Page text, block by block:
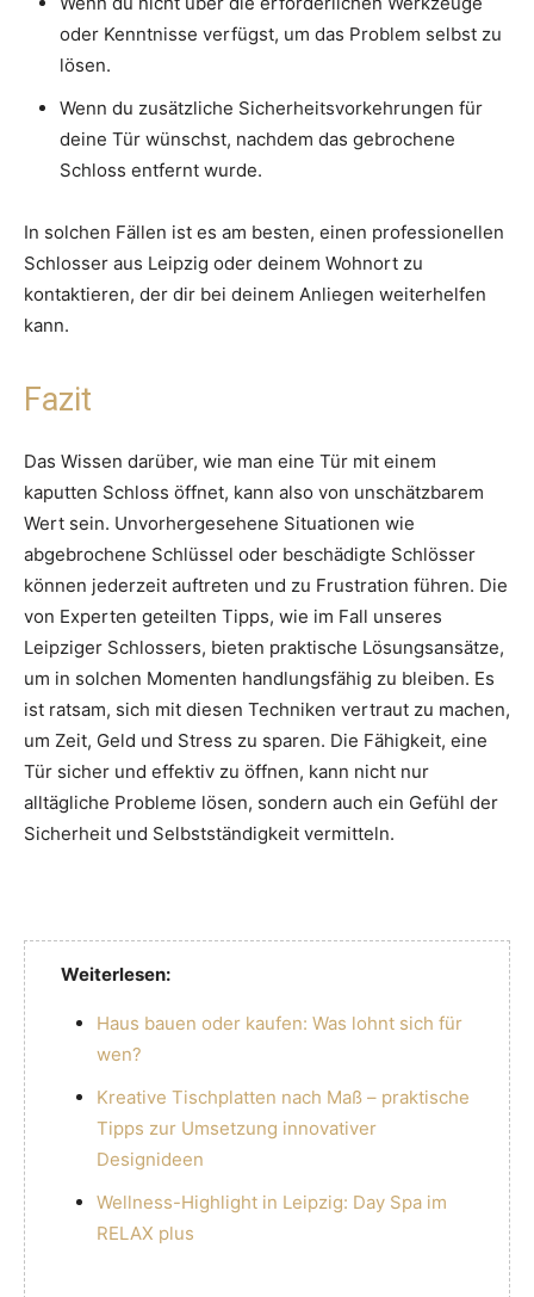
oder Kenntnisse verfügst, um das Problem selbst zu
lösen.
Wenn du zusätzliche Sicherheitsvorkehrungen für
deine Tür wünschst, nachdem das gebrochene
Schloss entfernt wurde.
In solchen Fällen ist es am besten, einen professionellen
Schlosser aus Leipzig oder deinem Wohnort zu
kontaktieren, der dir bei deinem Anliegen weiterhelfen
kann.
Fazit
Das Wissen darüber, wie man eine Tür mit einem
kaputten Schloss öffnet, kann also von unschätzbarem
Wert sein. Unvorhergesehene Situationen wie
abgebrochene Schlüssel oder beschädigte Schlösser
können jederzeit auftreten und zu Frustration führen. Die
von Experten geteilten Tipps, wie im Fall unseres
Leipziger Schlossers, bieten praktische Lösungsansätze,
um in solchen Momenten handlungsfähig zu bleiben. Es
ist ratsam, sich mit diesen Techniken vertraut zu machen,
um Zeit, Geld und Stress zu sparen. Die Fähigkeit, eine
Tür sicher und effektiv zu öffnen, kann nicht nur
alltägliche Probleme lösen, sondern auch ein Gefühl der
Sicherheit und Selbstständigkeit vermitteln.
Weiterlesen:
Haus bauen oder kaufen: Was lohnt sich für
wen?
Kreative Tischplatten nach Maß – praktische
Tipps zur Umsetzung innovativer
Designideen
Wellness-Highlight in Leipzig: Day Spa im
RELAX plus